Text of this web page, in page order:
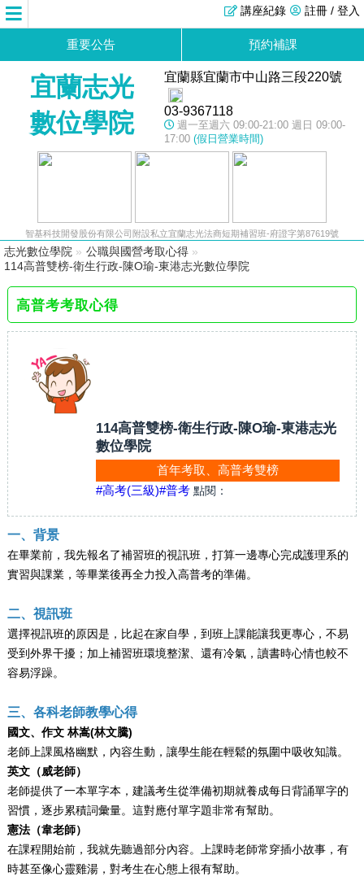
註冊 / 登入
講座紀錄
重要公告 預約補課
宜蘭志光
數位學院
宜蘭縣宜蘭市中山路三段220號
03-9367118
週一至週六 09:00-21:00 週日 09:00-
17:00 (假日營業時間)
智基科技開發股份有限公司附設私立宜蘭志光法商短期補習班-府證字第87619號
志光數位學院 » 公職與國營考取心得 »
114高普雙榜-衛生行政-陳O瑜-東港志光數位學院
高普考考取心得
114高普雙榜-衛生行政-陳O瑜-東港志光
數位學院
首年考取、高普考雙榜
#高考(三級)#普考 點閱：
一、背景
在畢業前，我先報名了補習班的視訊班，打算一邊專心完成護理系的
實習與課業，等畢業後再全力投入高普考的準備。
二、視訊班
選擇視訊班的原因是，比起在家自學，到班上課能讓我更專心，不易
受到外界干擾；加上補習班環境整潔、還有冷氣，讀書時心情也較不
容易浮躁。
三、各科老師教學心得
國文、作文 林嵩(林文騰)
老師上課風格幽默，內容生動，讓學生能在輕鬆的氛圍中吸收知識。
英文（威老師）
老師提供了一本單字本，建議考生從準備初期就養成每日背誦單字的
習慣，逐步累積詞彙量。這對應付單字題非常有幫助。
憲法（韋老師）
在課程開始前，我就先聽過部分內容。上課時老師常穿插小故事，有
時甚至像心靈雞湯，對考生在心態上很有幫助。